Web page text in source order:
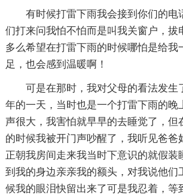
有时候打雷下雨我会接到你们的电
们打来问我怕不怕而是叫我关窗户，拔
多么希望在打雷下雨的时候哪怕是给我
足，也会感到温暖啊！
可是在那时，我对父母的看法发生
年的一天，当时也是一个打雷下雨的晚
声很大，我害怕就早早的去睡觉了，但
的时候我被开门声吵醒了，我听见爸爸
正朝我房间走来我当时下意识的就假装
到我的身边亲亲我的额头，对我说他们
候我的眼泪快留出来了可是我忍着，等